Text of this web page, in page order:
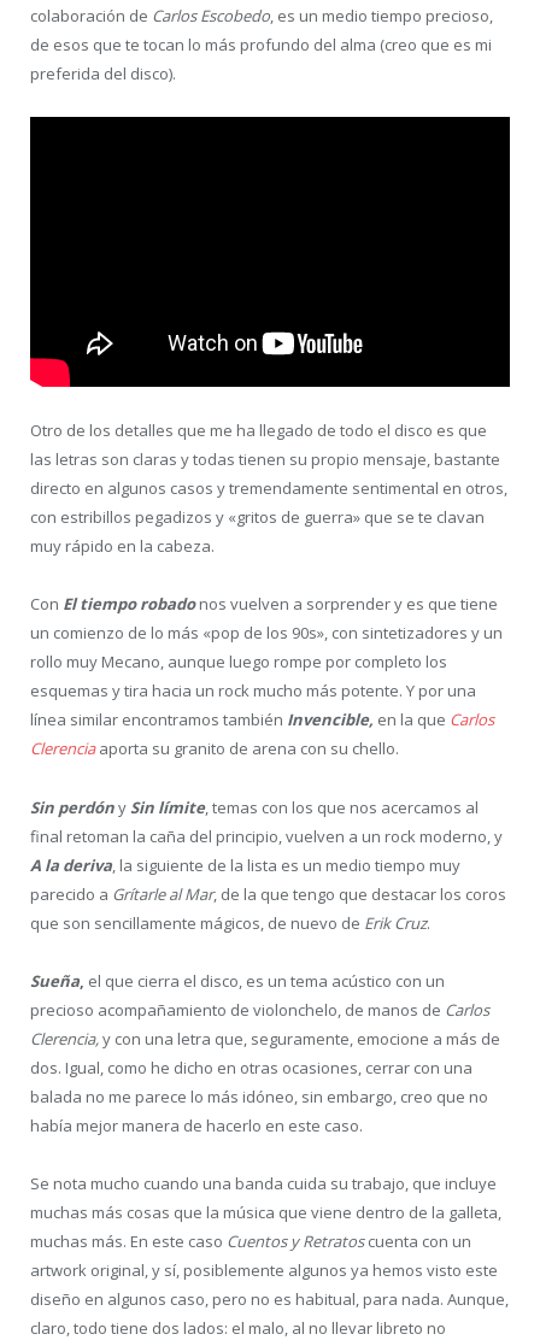
colaboración de Carlos Escobedo, es un medio tiempo precioso,
de esos que te tocan lo más profundo del alma (creo que es mi
preferida del disco).
Otro de los detalles que me ha llegado de todo el disco es que
las letras son claras y todas tienen su propio mensaje, bastante
directo en algunos casos y tremendamente sentimental en otros,
con estribillos pegadizos y «gritos de guerra» que se te clavan
muy rápido en la cabeza.
Con El tiempo robadonos vuelven a sorprender y es que tiene
un comienzo de lo más «pop de los 90s», con sintetizadores y un
rollo muy Mecano, aunque luego rompe por completo los
esquemas y tira hacia un rock mucho más potente. Y por una
línea similar encontramos también Invencible, en la que Carlos
Clerenciaaporta su granito de arena con su chello.
Sin perdóny Sin límite, temas con los que nos acercamos al
final retoman la caña del principio, vuelven a un rock moderno, y
A la deriva , la siguiente de la lista es un medio tiempo muy
parecido a Grítarle al Mar, de la que tengo que destacar los coros
que son sencillamente mágicos, de nuevo de Erik Cruz.
Sueña, el que cierra el disco, es un tema acústico con un
precioso acompañamiento de violonchelo, de manos de Carlos
Clerencia,y con una letra que, seguramente, emocione a más de
dos. Igual, como he dicho en otras ocasiones, cerrar con una
balada no me parece lo más idóneo, sin embargo, creo que no
había mejor manera de hacerlo en este caso.
Se nota mucho cuando una banda cuida su trabajo, que incluye
muchas más cosas que la música que viene dentro de la galleta,
muchas más. En este caso Cuentos y Retratoscuenta con un
artwork original, y sí, posiblemente algunos ya hemos visto este
diseño en algunos caso, pero no es habitual, para nada. Aunque,
claro, todo tiene dos lados: el malo, al no llevar libreto no